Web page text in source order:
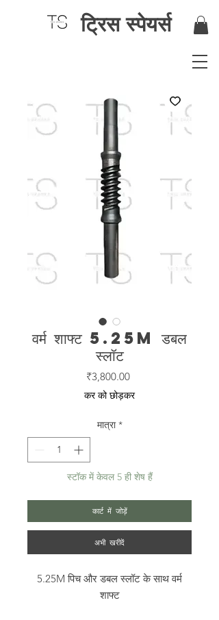
ट्रिस स्पेयर्स
वर्म शाफ्ट 5.25M डबल
स्लॉट
₹3,800.00मूल्य
कर को छोड़कर
मात्रा *
स्टॉक में केवल 5 ही शेष हैं
कार्ट में जोड़ें
अभी खरीदें
5.25M पिच और डबल स्लॉट के साथ वर्म
शाफ्ट